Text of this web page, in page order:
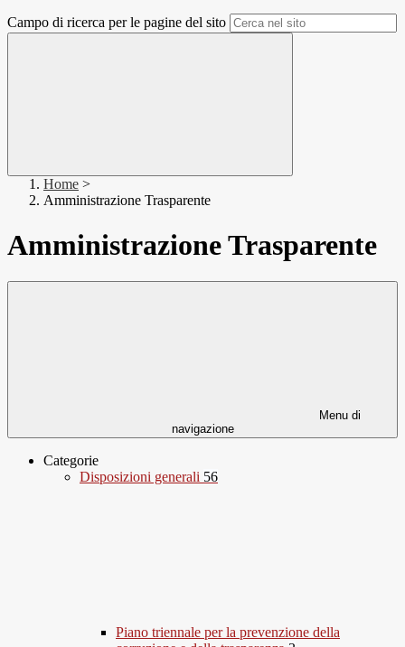
Campo di ricerca per le pagine del sito
Home >
Amministrazione Trasparente
Amministrazione Trasparente
Menu di
navigazione
Categorie
Disposizioni generali 56
Piano triennale per la prevenzione della